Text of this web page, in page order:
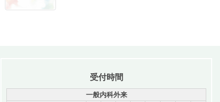
受付時間
一般内科外来